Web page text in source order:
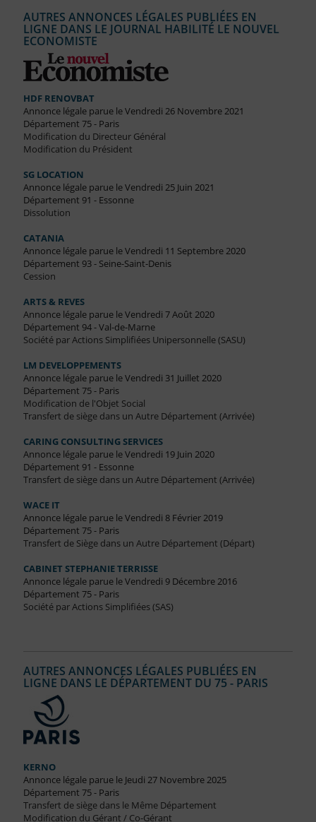
AUTRES ANNONCES LÉGALES PUBLIÉES EN
LIGNE DANS LE JOURNAL HABILITÉ LE NOUVEL
ECONOMISTE
HDF RENOVBAT
Annonce légale parue le Vendredi 26 Novembre 2021
Département 75 - Paris
Modification du Directeur Général
Modification du Président
SG LOCATION
Annonce légale parue le Vendredi 25 Juin 2021
Département 91 - Essonne
Dissolution
CATANIA
Annonce légale parue le Vendredi 11 Septembre 2020
Département 93 - Seine-Saint-Denis
Cession
ARTS & REVES
Annonce légale parue le Vendredi 7 Août 2020
Département 94 - Val-de-Marne
Société par Actions Simplifiées Unipersonnelle (SASU)
LM DEVELOPPEMENTS
Annonce légale parue le Vendredi 31 Juillet 2020
Département 75 - Paris
Modification de l'Objet Social
Transfert de siège dans un Autre Département (Arrivée)
CARING CONSULTING SERVICES
Annonce légale parue le Vendredi 19 Juin 2020
Département 91 - Essonne
Transfert de siège dans un Autre Département (Arrivée)
WACE IT
Annonce légale parue le Vendredi 8 Février 2019
Département 75 - Paris
Transfert de Siège dans un Autre Département (Départ)
CABINET STEPHANIE TERRISSE
Annonce légale parue le Vendredi 9 Décembre 2016
Département 75 - Paris
Société par Actions Simplifiées (SAS)
AUTRES ANNONCES LÉGALES PUBLIÉES EN
LIGNE DANS LE DÉPARTEMENT DU 75 - PARIS
KERNO
Annonce légale parue le Jeudi 27 Novembre 2025
Département 75 - Paris
Transfert de siège dans le Même Département
Modification du Gérant / Co-Gérant